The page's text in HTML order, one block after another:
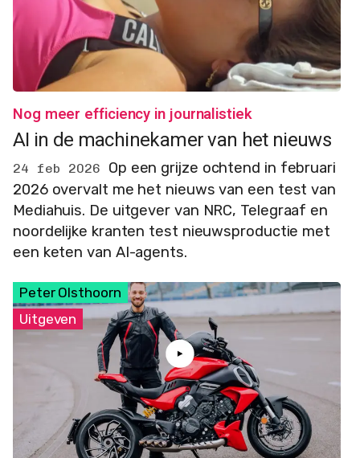
Nog meer efficiency in journalistiek
AI in de machinekamer van het nieuws
24 feb 2026 Op een grijze ochtend in februari
2026 overvalt me het nieuws van een test van
Mediahuis. De uitgever van NRC, Telegraaf en
noordelijke kranten test nieuwsproductie met
een keten van AI-agents.
Peter Olsthoorn
Uitgeven